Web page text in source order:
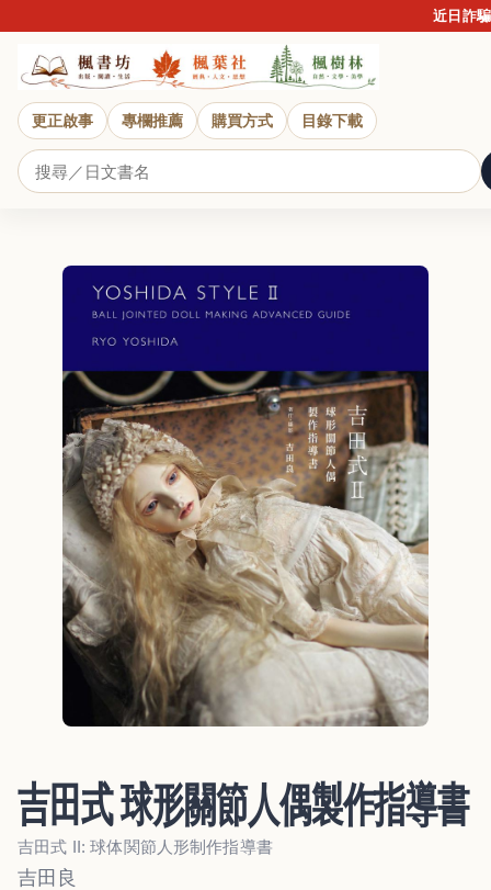
近日詐騙
更正啟事 專欄推薦 購買方式 目錄下載
吉田式 球形關節人偶製作指導書
吉田式 II: 球体関節人形制作指導書
吉田良